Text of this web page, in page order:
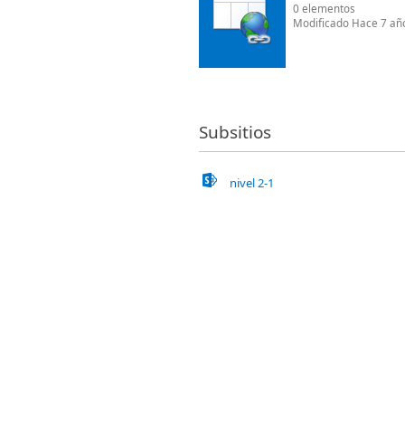
0 elementos
Modificado Hace 7
Subsitios
nivel 2-1